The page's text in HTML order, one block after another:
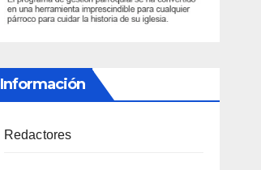
Información
Redactores